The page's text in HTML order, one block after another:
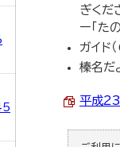
ぎくだ
ー「た
ガイド
榛名だ
平成